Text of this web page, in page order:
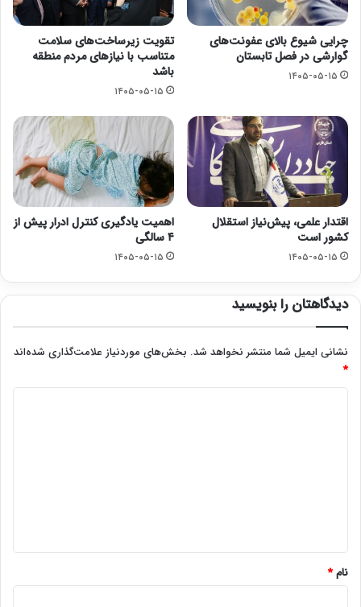
چرایی شیوع بالای عفونت‌های
گوارشی در فصل تابستان
۱۴۰۵-۰۵-۱۵
تقویت زیرساخت‌های سلامت
متناسب با نیازهای مردم منطقه
باشد
۱۴۰۵-۰۵-۱۵
اقتدار علمی، پیش‌نیاز استقلال
کشور است
۱۴۰۵-۰۵-۱۵
اهمیت یادگیری کنترل ادرار پیش از
۴ سالگی
۱۴۰۵-۰۵-۱۵
دیدگاهتان را بنویسید
نشانی ایمیل شما منتشر نخواهد شد. بخش‌های موردنیاز علامت‌گذاری شده‌اند
*
نام*